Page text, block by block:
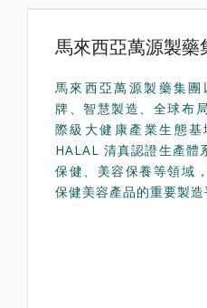
馬來西亞萬源製藥
馬來西亞萬源製藥集
牌、智慧製造、全球布
際級大健康產業生態
HALAL 清真認證生產體
保健、美容保養等領域
保健美容產品的重要製造